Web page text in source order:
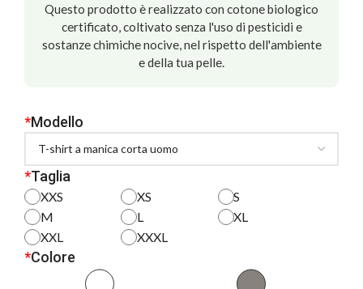
Questo prodotto è realizzato con cotone biologico
certificato, coltivato senza l'uso di pesticidi e
sostanze chimiche nocive, nel rispetto dell'ambiente
e della tua pelle.
*Modello
*Taglia
XXS XS
S
M
L
XL
XXL
XXXL
*Colore